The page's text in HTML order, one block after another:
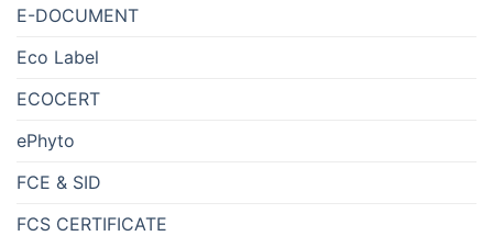
E-DOCUMENT
Eco Label
ECOCERT
ePhyto
FCE & SID
FCS CERTIFICATE